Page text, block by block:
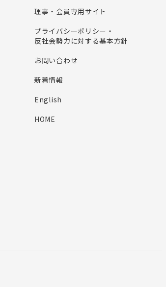
理事・会員専用サイト
プライバシーポリシー・
反社会勢力に対する基本方針
お問い合わせ
新着情報
English
HOME